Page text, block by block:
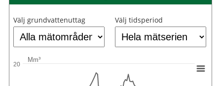
Välj grundvattenuttag Välj tidsperiod
Mm³
20